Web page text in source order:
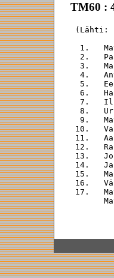
TM60 :
(Lähti:
1.
2.
3.
4.
5.
6.
7.
8.
9.
10.
11.
12.
13.
14.
15.
16.
17.